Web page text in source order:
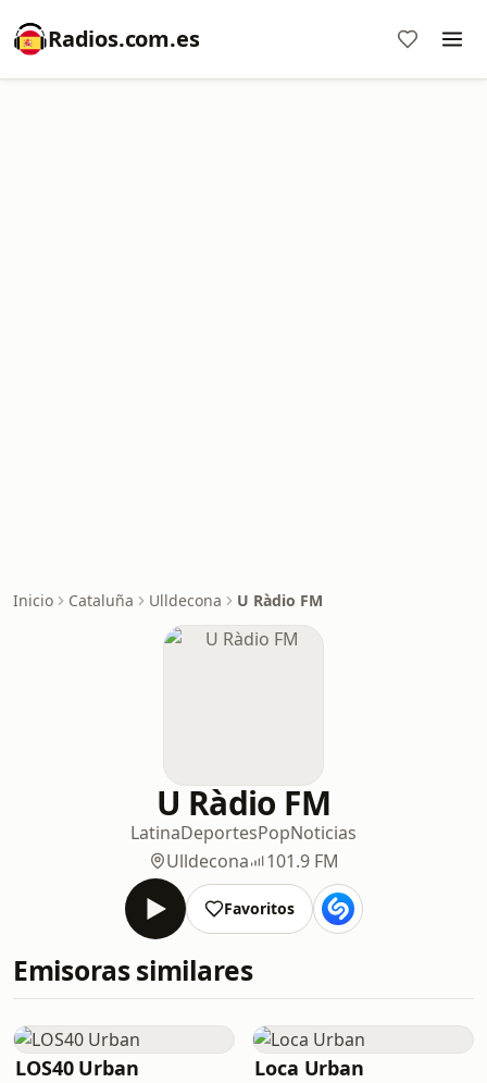
Radios.com.es
Inicio Cataluña Ulldecona U Ràdio FM
U Ràdio FM
LatinaDeportesPopNoticias
Ulldecona
101.9 FM
Favoritos
Emisoras similares
LOS40 Urban Loca Urban